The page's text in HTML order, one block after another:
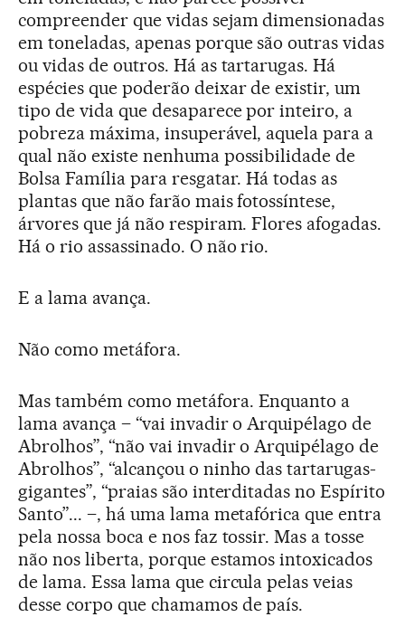
compreender que vidas sejam dimensionadas
em toneladas, apenas porque são outras vidas
ou vidas de outros. Há as tartarugas. Há
espécies que poderão deixar de existir, um
tipo de vida que desaparece por inteiro, a
pobreza máxima, insuperável, aquela para a
qual não existe nenhuma possibilidade de
Bolsa Família para resgatar. Há todas as
plantas que não farão mais fotossíntese,
árvores que já não respiram. Flores afogadas.
Há o rio assassinado. O não rio.
E a lama avança.
Não como metáfora.
Mas também como metáfora. Enquanto a
lama avança – “vai invadir o Arquipélago de
Abrolhos”, “não vai invadir o Arquipélago de
Abrolhos”, “alcançou o ninho das tartarugas-
gigantes”, “praias são interditadas no Espírito
Santo”... –, há uma lama metafórica que entra
pela nossa boca e nos faz tossir. Mas a tosse
não nos liberta, porque estamos intoxicados
de lama. Essa lama que circula pelas veias
desse corpo que chamamos de país.